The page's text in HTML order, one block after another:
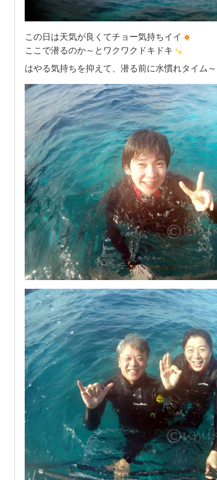
この日は天気が良くてチョー気持ちイイ
ここで潜るのか～とワクワクドキドキ
はやる気持ちを抑えて、潜る前に水慣れタイム～